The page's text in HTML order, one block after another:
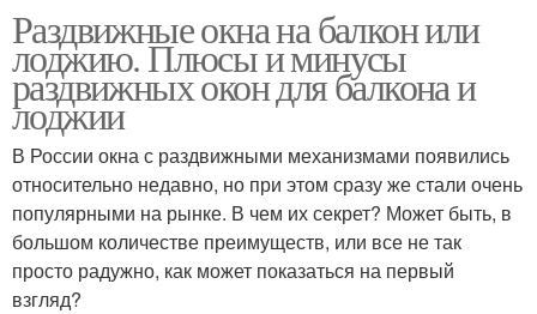
Раздвижные окна на балкон или
лоджию. Плюсы и минусы
раздвижных окон для балкона и
лоджии
В России окна с раздвижными механизмами появились
относительно недавно, но при этом сразу же стали очень
популярными на рынке. В чем их секрет? Может быть, в
большом количестве преимуществ, или все не так
просто радужно, как может показаться на первый
взгляд?